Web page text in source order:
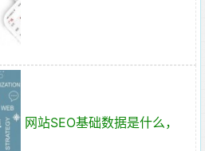
网站SEO基础数据是什么，